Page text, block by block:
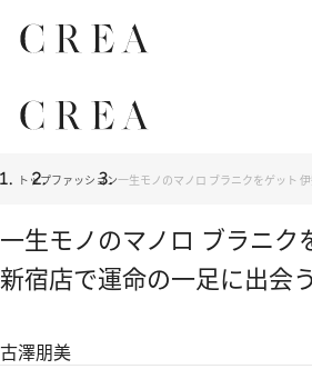
トップファッション一生モノのマノロ ブラニクをゲット
一生モノのマノロ ブラニク
新宿店で運命の一足に出会う
古澤朋美